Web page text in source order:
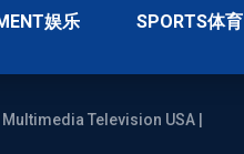
娱乐 SPORTS体育
Television USA |